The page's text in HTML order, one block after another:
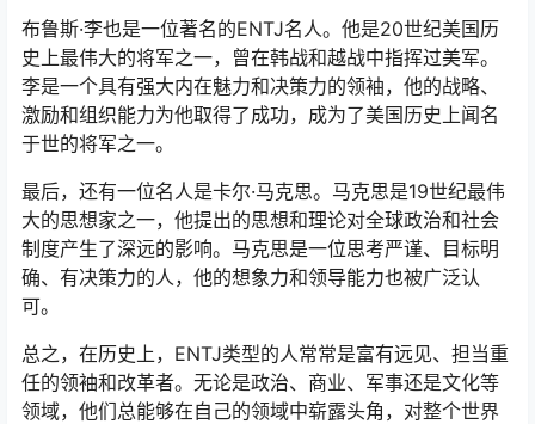
布鲁斯·李也是一位著名的ENTJ名人。他是20世纪美国历
史上最伟大的将军之一，曾在韩战和越战中指挥过美军。
李是一个具有强大内在魅力和决策力的领袖，他的战略、
激励和组织能力为他取得了成功，成为了美国历史上闻名
于世的将军之一。
最后，还有一位名人是卡尔·马克思。马克思是19世纪最伟
大的思想家之一，他提出的思想和理论对全球政治和社会
制度产生了深远的影响。马克思是一位思考严谨、目标明
确、有决策力的人，他的想象力和领导能力也被广泛认
可。
总之，在历史上，ENTJ类型的人常常是富有远见、担当重
任的领袖和改革者。无论是政治、商业、军事还是文化等
领域，他们总能够在自己的领域中崭露头角，对整个世界